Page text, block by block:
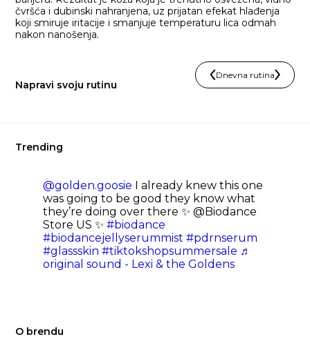
čvršća i dubinski nahranjena, uz prijatan efekat hlađenja
koji smiruje iritacije i smanjuje temperaturu lica odmah
nakon nanošenja.
Napravi svoju rutinu
Dnevna rutina
Trending
@golden.goosie I already knew this one
was going to be good they know what
they’re doing over there ✨ @Biodance
Store US ✨#biodance
#biodancejellyserummist #pdrnserum
#glassskin #tiktokshopsummersale ♬
original sound - Lexi & the Goldens
O brendu